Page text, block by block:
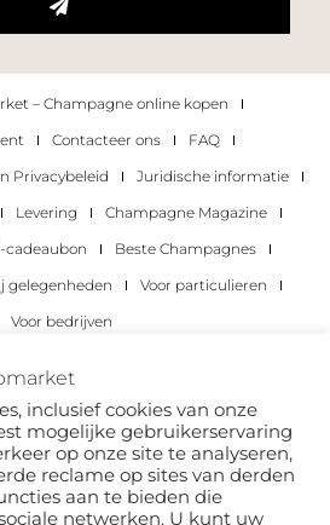
– Champagne online kopen
Contacteer ons
FAQ
Privacybeleid
Juridische informatie
Levering
Champagne Magazine
cadeaubon
Beste Champagnes
gelegenheden
Voor particulieren
Voor bedrijven
alle rechten voorbehouden.
inclusief cookies van onze
mogelijke gebruikerservaring
op onze site te analyseren,
reclame op sites van derden
aan te bieden die
netwerken. U kunt uw